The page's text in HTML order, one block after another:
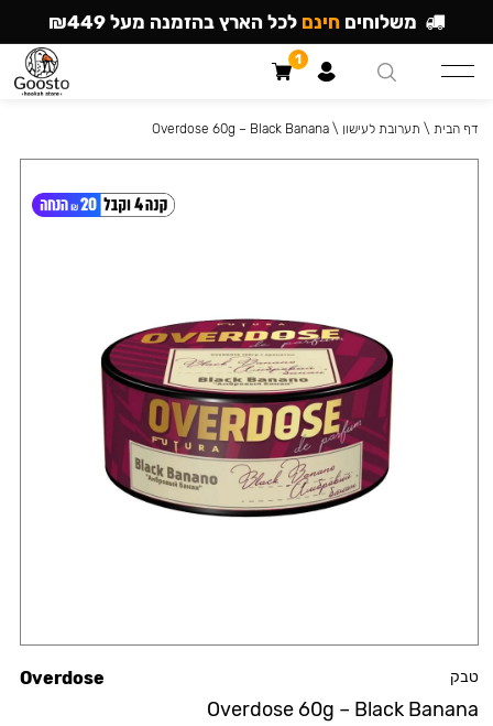
טבק
Overdose 60g – Black Banana
Overdose
דף הבית \ תערובת לעישון \
Overdose 60g – Black Banana
משלוחים חינם לכל הארץ בהזמנה מעל ₪449
1